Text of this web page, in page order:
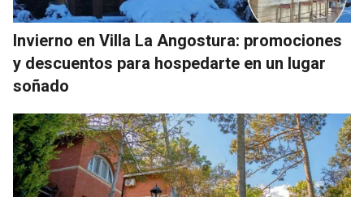
Invierno en Villa La Angostura: promociones
y descuentos para hospedarte en un lugar
soñado